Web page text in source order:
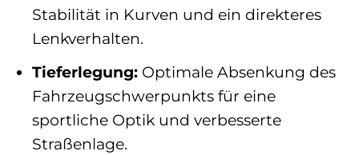
Stabilität in Kurven und ein direkteres
Lenkverhalten.
Tieferlegung:Optimale Absenkung des
Fahrzeugschwerpunkts für eine
sportliche Optik und verbesserte
Straßenlage.